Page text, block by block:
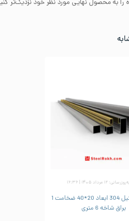
را به محصول نهایی مورد نظر خود نزدیک‌تر
۱۲ مرداد ۱۴۰۵ | ۱۶:۳۶
پروفیل استیل 304 ابعاد 20*40 ضخامت 1
براق شاخه 6 متری